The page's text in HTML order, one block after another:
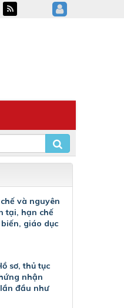
và nguyên
tại, hạn chế
giáo dục
sơ, thủ tục
nhận
đầu như